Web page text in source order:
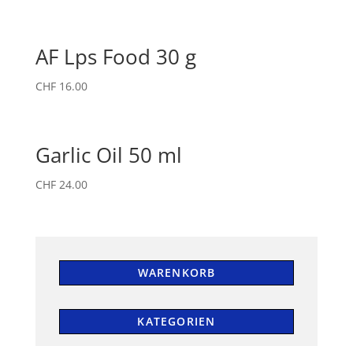
AF Lps Food 30 g
CHF16.00
Garlic Oil 50 ml
CHF24.00
WARENKORB
KATEGORIEN